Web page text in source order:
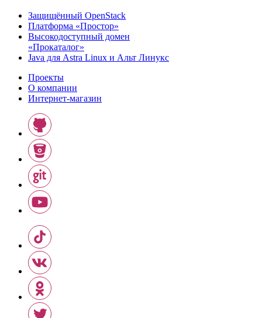
Защищённый OpenStack
Платформа «Простор»
Высокодоступный домен
«Прокаталог»
Java для Astra Linux и Альт Линукс
Проекты
О компании
Интернет-магазин